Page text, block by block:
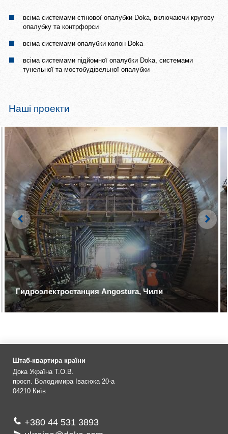
всіма системами стінової опалубки Doka, включаючи кругову
опалубку та контрфорси
всіма системами опалубки колон Doka
всіма системами підйомної опалубки Doka, системами
тунельної та мостобудівельної опалубки
Наші проекти
Гидроэлектростанция Angostura, Чили
Left Right
Штаб-квартира країни
Дока Україна Т.О.В.
просп. Володимира Івасюка 20-а
04210 Київ
+380 44 531 3893